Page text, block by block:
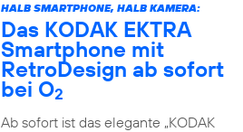
HALB SMARTPHONE, HALB KAMERA:
Das KODAK EKTRA
Smartphone mit
RetroDesign ab sofort
bei O2
Ab sofort ist das elegante „KODAK